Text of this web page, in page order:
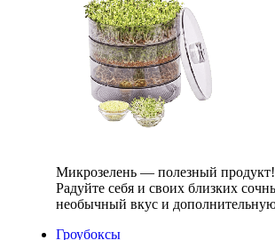
Микрозелень — полезный
Радуйте себя и своих близких
необычный вкус и
Гроубоксы